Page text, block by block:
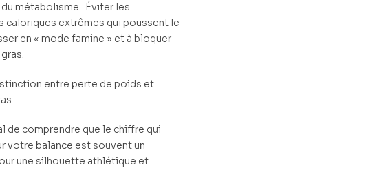
métabolisme : Éviter les
caloriques extrêmes qui poussent le
en « mode famine » et à bloquer
entre perte de poids et
de comprendre que le chiffre qui
votre balance est souvent un
une silhouette athlétique et